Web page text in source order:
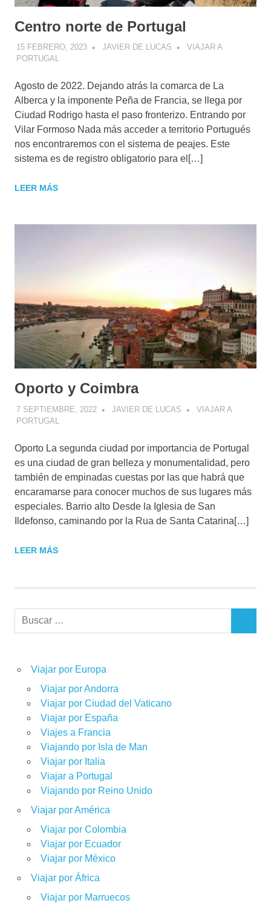
Centro norte de Portugal
15 FEBRERO, 2023 JAVIER DE LUCAS
VIAJAR A
PORTUGAL
Agosto de 2022. Dejando atrás la comarca de La
Alberca y la imponente Peña de Francia, se llega por
Ciudad Rodrigo hasta el paso fronterizo. Entrando por
Vilar Formoso Nada más acceder a territorio Portugués
nos encontraremos con el sistema de peajes. Este
sistema es de registro obligatorio para el[…]
LEER MÁS
Oporto y Coimbra
7 SEPTIEMBRE, 2022 JAVIER DE LUCAS
VIAJAR A
PORTUGAL
Oporto La segunda ciudad por importancia de Portugal
es una ciudad de gran belleza y monumentalidad, pero
también de empinadas cuestas por las que habrá que
encaramarse para conocer muchos de sus lugares más
especiales. Barrio alto Desde la Iglesia de San
Ildefonso, caminando por la Rua de Santa Catarina[…]
LEER MÁS
Buscar:
Viajar por Europa
Viajar por Andorra
Viajar por Ciudad del Vaticano
Viajar por España
Viajes a Francia
Viajando por Isla de Man
Viajar por Italia
Viajar a Portugal
Viajando por Reino Unido
Viajar por América
Viajar por Colombia
Viajar por Ecuador
Viajar por México
Viajar por África
Viajar por Marruecos